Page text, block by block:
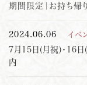
期間限定｜お持ち帰
2024.06.06 イベ
7月15日(月祝)・16
内